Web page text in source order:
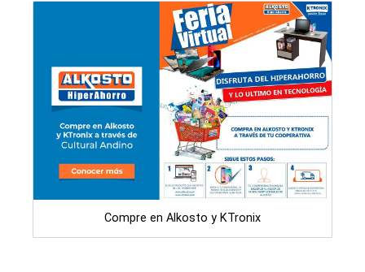
Compre en Alkosto y KTronix